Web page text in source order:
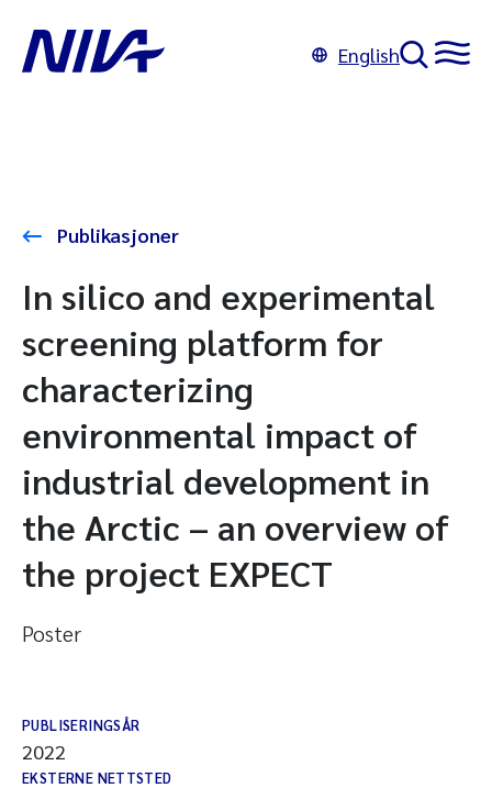
English
Publikasjoner
In silico and experimental
screening platform for
characterizing
environmental impact of
industrial development in
the Arctic – an overview of
the project EXPECT
Poster
PUBLISERINGSÅR
2022
EKSTERNE NETTSTED